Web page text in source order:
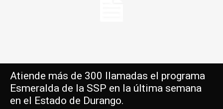
Atiende más de 300 llamadas el programa
Esmeralda de la SSP en la última semana
en el Estado de Durango.